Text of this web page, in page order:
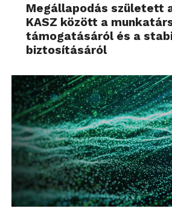
Megállapodás született
KASZ között a
támogatásáról és a
biztosításáról